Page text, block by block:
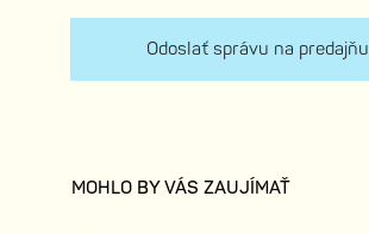
Odoslať správu na predajňu
MOHLO BY VÁS ZAUJÍMAŤ